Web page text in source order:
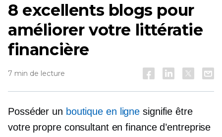
8 excellents blogs pour
améliorer votre littératie
financière
7 min de lecture
Posséder un boutique en ligne signifie être
votre propre consultant en finance d’entreprise